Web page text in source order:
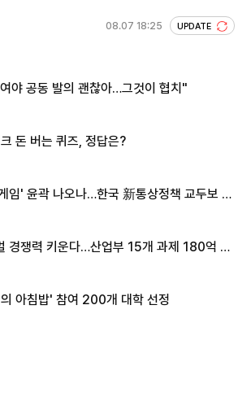
08.07 18:25 UPDATE
야 공동 발의 괜찮아…그것이 협치"
돈 버는 퀴즈, 정답은?
임' 윤곽 나오나…한국 新통상정책 교두보 활
경쟁력 키운다…산업부 15개 과제 180억 지
아침밥' 참여 200개 대학 선정